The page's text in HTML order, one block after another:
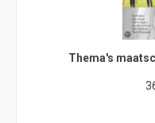
Thema's